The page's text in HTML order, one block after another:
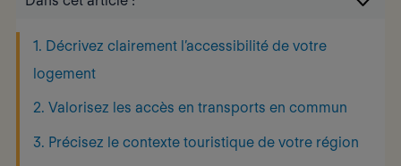
1. Décrivez clairement l’accessibilité de votre
logement
2. Valorisez les accès en transports en commun
3. Précisez le contexte touristique de votre région